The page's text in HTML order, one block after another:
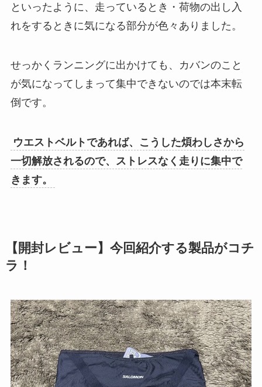
といったように、走っているとき・荷物の出し入
れをするときに気になる部分が色々ありました。
せっかくランニングに出かけても、カバンのこと
が気になってしまって集中できないのでは本末転
倒です。
ウエストベルトであれば、こうした煩わしさから
一切解放されるので、ストレスなく走りに集中で
きます。
【開封レビュー】今回紹介する製品がコチ
ラ！